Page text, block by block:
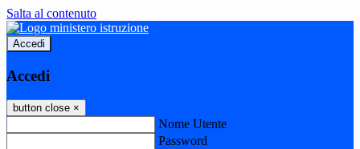
Salta al contenuto
Accedi
Accedi
button close ×
Nome Utente
Password